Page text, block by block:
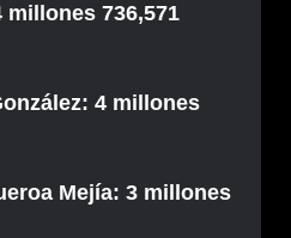
736,571
4 millones
Mejía: 3 millones